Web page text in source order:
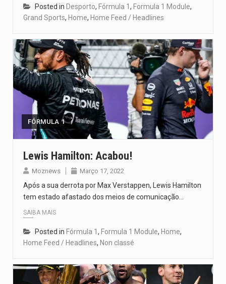
Posted in Desporto, Fórmula 1 , Formula 1 Module,
Grand Sports, Home, Home Feed / Headlines
FÓRMULA 1
Lewis Hamilton: Acabou!
Moznews Março 17, 2022
Após a sua derrota por Max Verstappen, Lewis Hamilton
tem estado afastado dos meios de comunicação…
SAIBA MAIS
Posted in Fórmula 1 , Formula 1 Module, Home,
Home Feed / Headlines, Non classé